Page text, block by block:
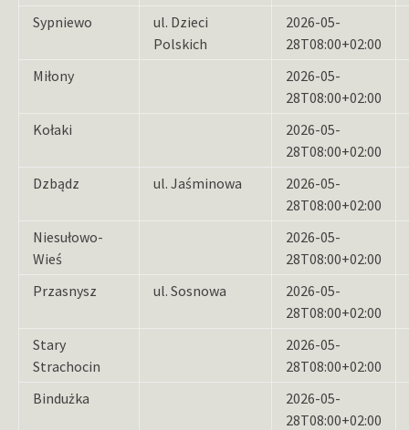
Sypniewo
ul. Dzieci
Polskich
2026-05-
28T08:00+02:00
Miłony
2026-05-
28T08:00+02:00
Kołaki
2026-05-
28T08:00+02:00
Dzbądz
ul. Jaśminowa
2026-05-
28T08:00+02:00
Niesułowo-
Wieś
2026-05-
28T08:00+02:00
Przasnysz
ul. Sosnowa
2026-05-
28T08:00+02:00
Stary
Strachocin
2026-05-
28T08:00+02:00
Bindużka
2026-05-
28T08:00+02:00